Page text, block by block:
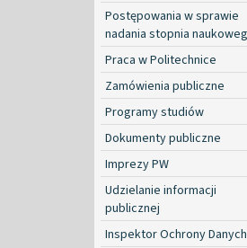
Postępowania w sprawie
nadania stopnia
Praca w Politechnice
Zamówienia publiczne
Programy studiów
Dokumenty publiczne
Imprezy PW
Udzielanie informacji
publicznej
Inspektor Ochrony Danych